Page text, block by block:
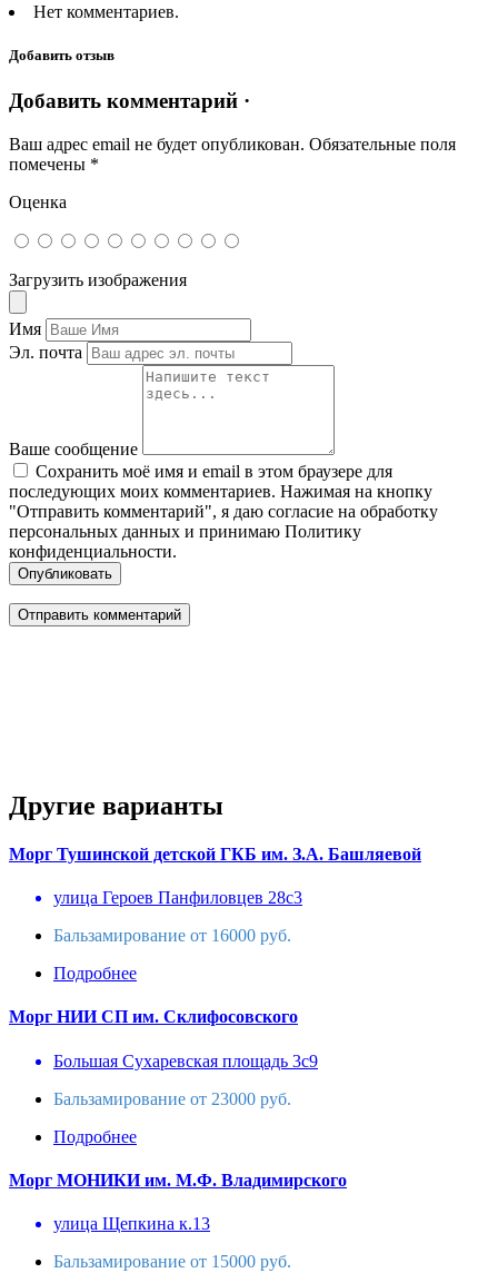
Нет комментариев.
Добавить отзыв
Добавить комментарий ·
Ваш адрес email не будет опубликован. Обязательные поля
помечены *
Оценка
Загрузить изображения
Имя
Эл. почта
Ваше сообщение
Сохранить моё имя и email в этом браузере для
последующих моих комментариев. Нажимая на кнопку
"Отправить комментарий", я даю согласие на обработку
персональных данных и принимаю Политику
конфиденциальности.
Опубликовать
Другие варианты
Морг Тушинской детской ГКБ им. З.А. Башляевой
улица Героев Панфиловцев 28с3
Бальзамирование от 16000 руб.
Подробнее
Морг НИИ СП им. Склифосовского
Большая Сухаревская площадь 3с9
Бальзамирование от 23000 руб.
Подробнее
Морг МОНИКИ им. М.Ф. Владимирского
улица Щепкина к.13
Бальзамирование от 15000 руб.